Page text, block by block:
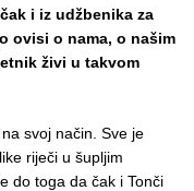
i iz udžbenika za
ovisi o nama, o našim
živi u takvom
svoj način. Sve je
riječi u šupljim
do toga da čak i Tonči